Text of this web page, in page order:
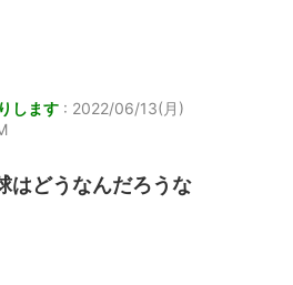
します : 2022/06/13(月)
はどうなんだろうな